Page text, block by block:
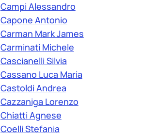
Campi Alessandro
Capone Antonio
Carman Mark James
Carminati Michele
Cascianelli Silvia
Cassano Luca Maria
Castoldi Andrea
Cazzaniga Lorenzo
Chiatti Agnese
Coelli Stefania